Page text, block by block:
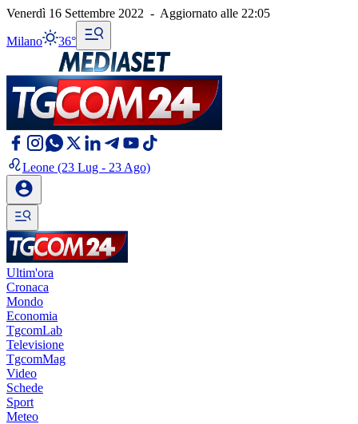
Venerdì 16 Settembre 2022 - Aggiornato alle 22:05
Milano 36°
Leone (23 Lug - 23 Ago)
Ultim'ora
Cronaca
Mondo
Economia
TgcomLab
Televisione
TgcomMag
Video
Schede
Sport
Meteo